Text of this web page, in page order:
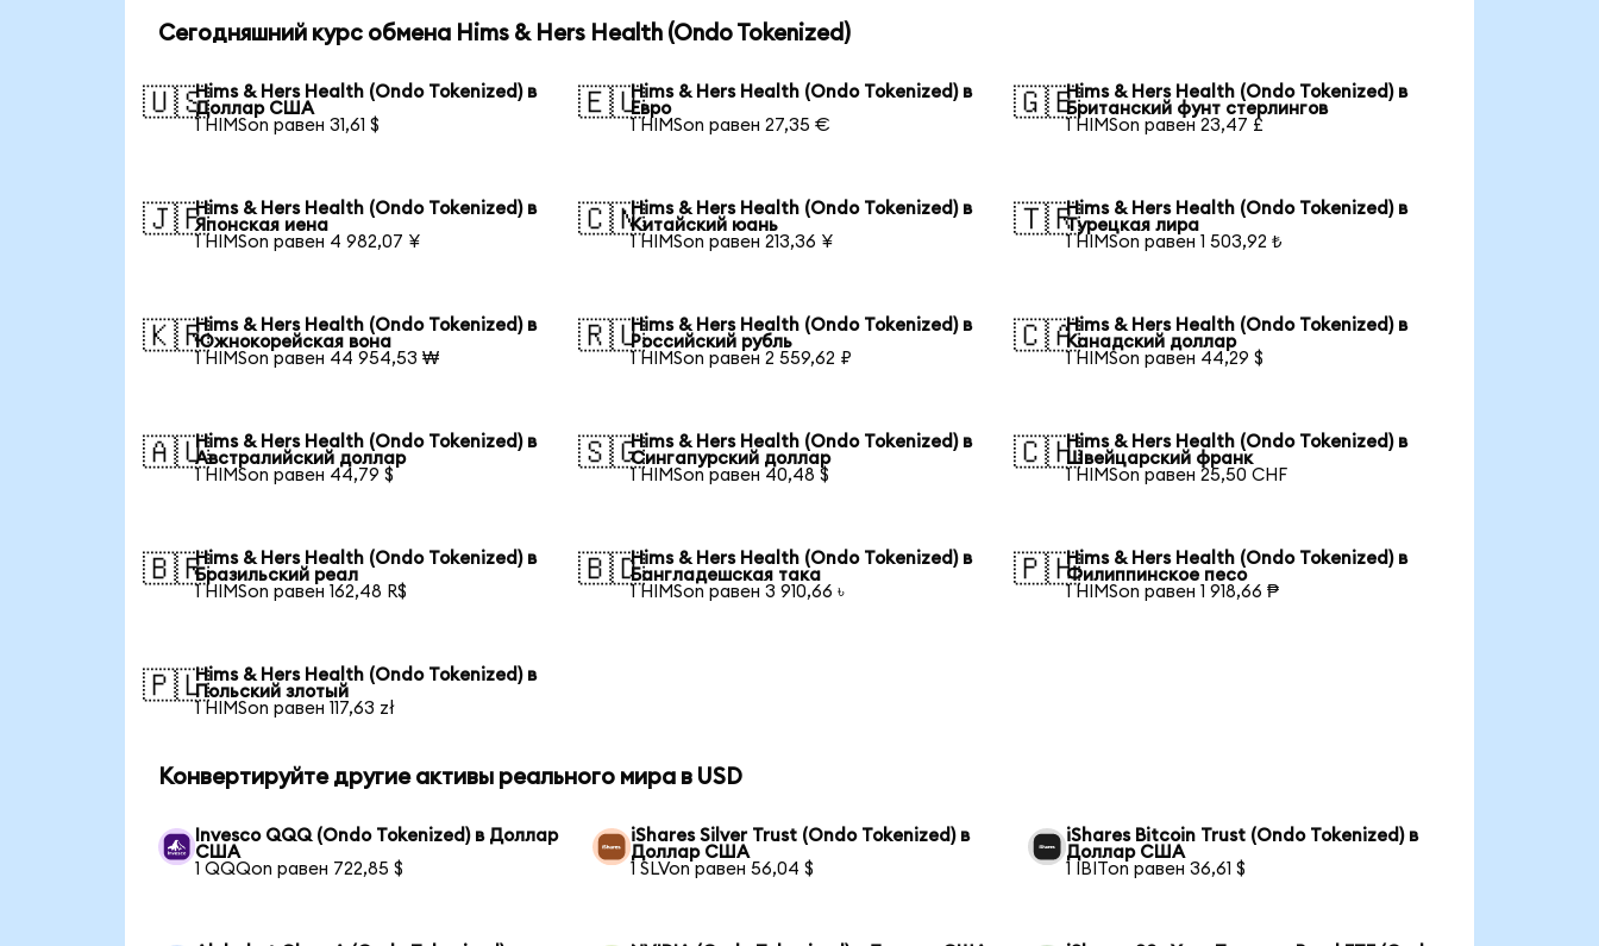
Сегодняшний курс обмена Hims & Hers Health (Ondo Tokenized)
🇺🇸Hims & Hers Health (Ondo Tokenized) в
Доллар США
1 HIMSon равен 31,61 $
🇪🇺Hims & Hers Health (Ondo Tokenized) в
Евро
1 HIMSon равен 27,35 €
🇬🇧Hims & Hers Health (Ondo Tokenized) в
Британский фунт стерлингов
1 HIMSon равен 23,47 £
🇯🇵Hims & Hers Health (Ondo Tokenized) в
Японская иена
1 HIMSon равен 4 982,07 ¥
🇨🇳Hims & Hers Health (Ondo Tokenized) в
Китайский юань
1 HIMSon равен 213,36 ¥
🇹🇷Hims & Hers Health (Ondo Tokenized) в
Турецкая лира
1 HIMSon равен 1 503,92 ₺
🇰🇷Hims & Hers Health (Ondo Tokenized) в
Южнокорейская вона
1 HIMSon равен 44 954,53 ₩
🇷🇺Hims & Hers Health (Ondo Tokenized) в
Российский рубль
1 HIMSon равен 2 559,62 ₽
🇨🇦Hims & Hers Health (Ondo Tokenized) в
Канадский доллар
1 HIMSon равен 44,29 $
🇦🇺Hims & Hers Health (Ondo Tokenized) в
Австралийский доллар
1 HIMSon равен 44,79 $
🇸🇬Hims & Hers Health (Ondo Tokenized) в
Сингапурский доллар
1 HIMSon равен 40,48 $
🇨🇭Hims & Hers Health (Ondo Tokenized) в
Швейцарский франк
1 HIMSon равен 25,50 CHF
🇧🇷Hims & Hers Health (Ondo Tokenized) в
Бразильский реал
1 HIMSon равен 162,48 R$
🇧🇩Hims & Hers Health (Ondo Tokenized) в
Бангладешская така
1 HIMSon равен 3 910,66 ৳
🇵🇭Hims & Hers Health (Ondo Tokenized) в
Филиппинское песо
1 HIMSon равен 1 918,66 ₱
🇵🇱Hims & Hers Health (Ondo Tokenized) в
Польский злотый
1 HIMSon равен 117,63 zł
Конвертируйте другие активы реального мира в USD
Invesco QQQ (Ondo Tokenized) в Доллар
США
1 QQQon равен 722,85 $
iShares Silver Trust (Ondo Tokenized) в
Доллар США
1 SLVon равен 56,04 $
iShares Bitcoin Trust (Ondo Tokenized) в
Доллар США
1 IBITon равен 36,61 $